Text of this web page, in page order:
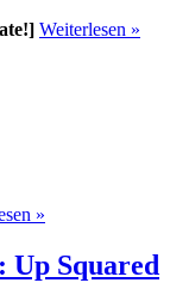
Weiterlesen »
»
Up Squared